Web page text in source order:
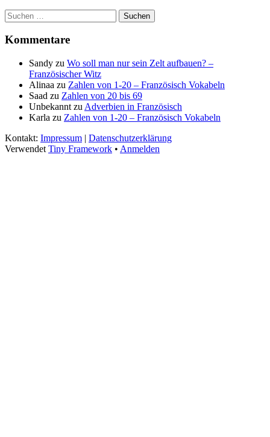
Suchen
nach:
Kommentare
Sandy zu Wo soll man nur sein Zelt aufbauen? –
Französischer Witz
Alinaa zu Zahlen von 1-20 – Französisch Vokabeln
Saad zu Zahlen von 20 bis 69
Unbekannt zu Adverbien in Französisch
Karla zu Zahlen von 1-20 – Französisch Vokabeln
Footer
Inhalt
Kontakt: Impressum | Datenschutzerklärung
Verwendet Tiny Framework • Anmelden